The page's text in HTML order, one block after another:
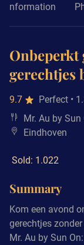
Information
Onbeperkt
gerechtjes
9.7 Perfect •
Mr. Au by Sun
Eindhoven
Sold: 1.022
Summary
Kom een avond
gerechtjes
Mr. Au by Sun